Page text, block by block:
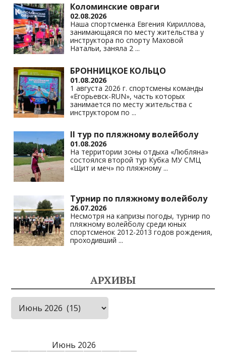
Коломинские овраги
02.08.2026
Наша спортсменка Евгения Кириллова,
занимающаяся по месту жительства у
инструктора по спорту Маховой
Натальи, заняла 2 ...
БРОННИЦКОЕ КОЛЬЦО
01.08.2026
1 августа 2026 г. спортсмены команды
«Егорьевск-RUN», часть которых
занимается по месту жительства с
инструктором по ...
II тур по пляжному волейболу
01.08.2026
На территории зоны отдыха «Любляна»
состоялся второй тур Кубка МУ СМЦ
«Щит и меч» по пляжному ...
Турнир по пляжному волейболу
26.07.2026
Несмотря на капризы погоды, турнир по
пляжному волейболу среди юных
спортсменок 2012-2013 годов рождения,
проходивший ...
АРХИВЫ
Архивы
Июнь 2026